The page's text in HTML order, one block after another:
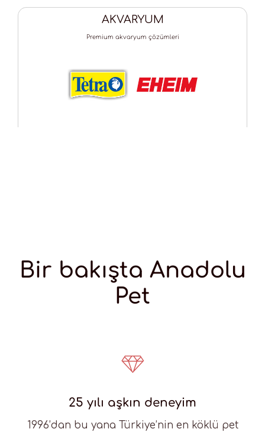
AKVARYUM
Premium akvaryum çözümleri
Bir bakışta Anadolu
Pet
25 yılı aşkın deneyim
1996’dan bu yana Türkiye’nin en köklü pet